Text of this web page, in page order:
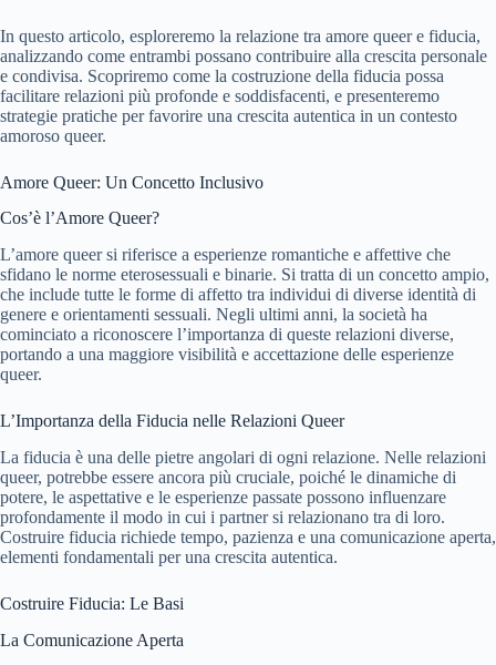
In questo articolo, esploreremo la relazione tra amore queer e fiducia,
analizzando come entrambi possano contribuire alla crescita personale
e condivisa. Scopriremo come la costruzione della fiducia possa
facilitare relazioni più profonde e soddisfacenti, e presenteremo
strategie pratiche per favorire una crescita autentica in un contesto
amoroso queer.
Amore Queer: Un Concetto Inclusivo
Cos’è l’Amore Queer?
L’amore queer si riferisce a esperienze romantiche e affettive che
sfidano le norme eterosessuali e binarie. Si tratta di un concetto ampio,
che include tutte le forme di affetto tra individui di diverse identità di
genere e orientamenti sessuali. Negli ultimi anni, la società ha
cominciato a riconoscere l’importanza di queste relazioni diverse,
portando a una maggiore visibilità e accettazione delle esperienze
queer.
L’Importanza della Fiducia nelle Relazioni Queer
La fiducia è una delle pietre angolari di ogni relazione. Nelle relazioni
queer, potrebbe essere ancora più cruciale, poiché le dinamiche di
potere, le aspettative e le esperienze passate possono influenzare
profondamente il modo in cui i partner si relazionano tra di loro.
Costruire fiducia richiede tempo, pazienza e una comunicazione aperta,
elementi fondamentali per una crescita autentica.
Costruire Fiducia: Le Basi
La Comunicazione Aperta